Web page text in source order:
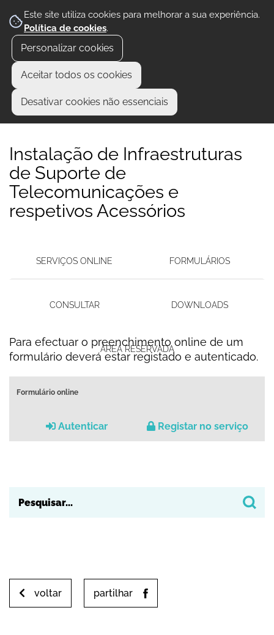
Este site utiliza cookies para melhorar a sua experiência.
Política de cookies.
Personalizar cookies
Aceitar todos os cookies
Desativar cookies não essenciais
Instalação de Infraestruturas
de Suporte de
Telecomunicações e
respetivos Acessórios
SERVIÇOS ONLINE FORMULÁRIOS
CONSULTAR DOWNLOADS
ÁREA RESERVADA
Para efectuar o preenchimento online de um
formulário deverá estar registado e autenticado.
Formulário online
Autenticar Registar no serviço
voltar partilhar